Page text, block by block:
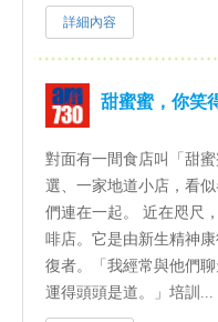
詳細內容
甜蜜蜜，你笑
對面有一間食店叫「甜
選、一家地道小店，看
們連在一起。 近在咫尺
啡店。它是由新生精神
復者。「我經常與他們
運得頭頭是道。」培訓...